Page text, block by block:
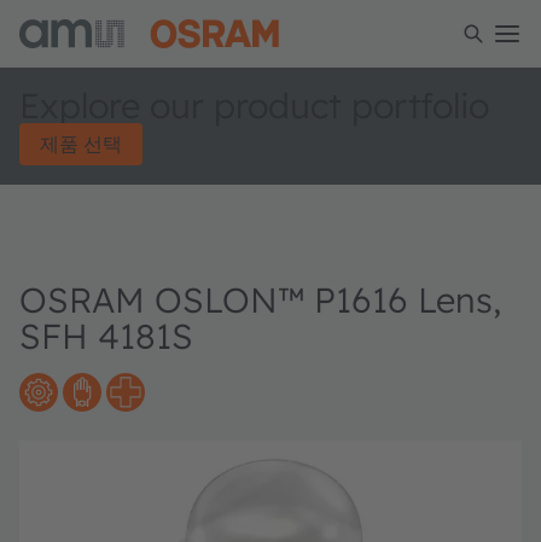
제품 선택
OSRAM OSLON™ P1616 Lens,
SFH 4181S